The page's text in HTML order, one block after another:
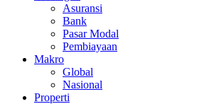
Asuransi
Bank
Pasar Modal
Pembiayaan
Makro
Global
Nasional
Properti